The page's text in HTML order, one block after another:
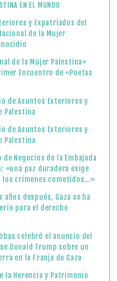
EN EL MUNDO
y Expatriados del
de la Mujer
de la Mujer Palestina»
Encuentro de «Poetas
de Asuntos Exteriores y
Palestina
de Asuntos Exteriores y
Palestina
Negocios de la Embajada
«una paz duradera exige
los crímenes cometidos…»
después, Gaza se ha
para el derecho
celebró el anuncio del
Donald Trump sobre un
en la Franja de Gaza
la Herencia y Patrimonio